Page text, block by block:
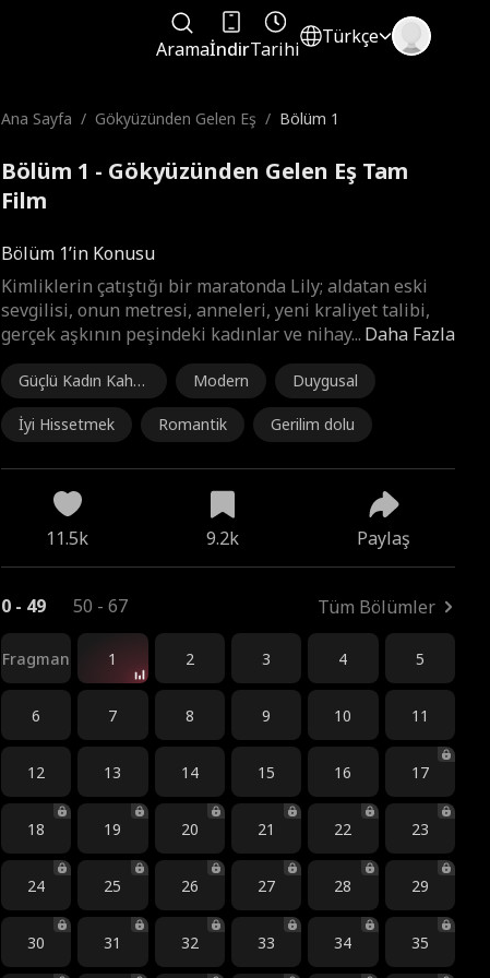
AramaİndirTarihi
Türkçe
Ana Sayfa / Gökyüzünden Gelen Eş / Bölüm 1
Bölüm 1 - Gökyüzünden Gelen Eş Tam
Film
Bölüm 1’in Konusu
Daha Fazla
Kimliklerin çatıştığı bir maratonda Lily; aldatan eski
sevgilisi, onun metresi, anneleri, yeni kraliyet talibi,
gerçek aşkının peşindeki kadınlar ve nihay...
Güçlü Kadın Kahra
man
Modern Duygusal
İyi Hissetmek Romantik Gerilim dolu
11.5k 9.2k Paylaş
0 - 49 50 - 67 Tüm Bölümler
Fragman 1 2 3 4 5
6 7 8 9 10 11
12 13 14 15 16 17
18 19 20 21 22 23
24 25 26 27 28 29
30 31 32 33 34 35